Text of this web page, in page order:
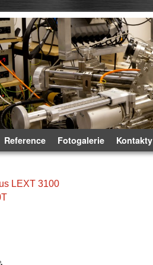
Reference Fotogalerie Kontakty
LEXT 3100